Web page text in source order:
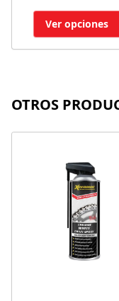
Ver opciones
OTROS